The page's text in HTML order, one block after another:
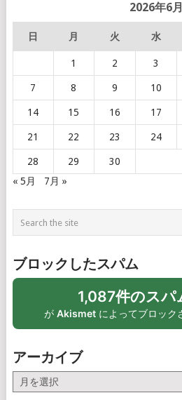
2026年6月
日 月 火 水
1 2 3
7 8 9 10
14 15 16 17
21 22 23 24
28 29
30
« 5月
7月 »
ブロックしたスパム
1,087件のスパ
が Akismetによってブロック
アーカイブ
ー